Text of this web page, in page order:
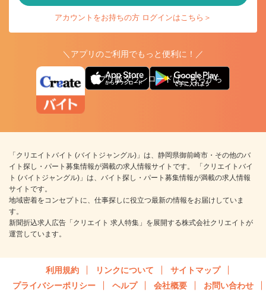
アカウントをお持ちの方 ログインはこちら＞
＼アプリのご利用でもっと便利に！／
アプリ版ダウンロードはこちらから
「クリエイトバイト (バイトジャングル)」は、静岡県御前崎市・その他のバ
イト探し・パート募集情報が満載の求人情報サイトです。 「クリエイトバイ
ト (バイトジャングル)」は、バイト探し・パート募集情報が満載の求人情報
サイトです。
地域密着をコンセプトに、仕事探しに役立つ最新の情報をお届けしていま
す。
新聞折込求人広告「クリエイト 求人特集」を展開する株式会社クリエイトが
運営しています。
利用規約 リンクについて
サイトマップ
プライバシーポリシー
ヘルプ 会社概要 お問い合わせ